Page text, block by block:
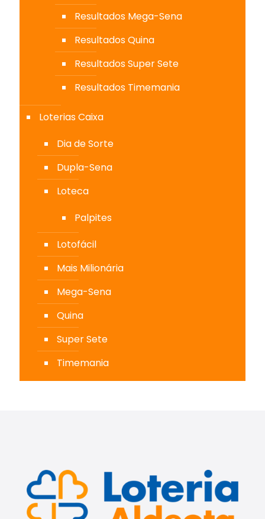
Resultados Mega-Sena
Resultados Quina
Resultados Super Sete
Resultados Timemania
Loterias Caixa
Dia de Sorte
Dupla-Sena
Loteca
Palpites
Lotofácil
Mais Milionária
Mega-Sena
Quina
Super Sete
Timemania